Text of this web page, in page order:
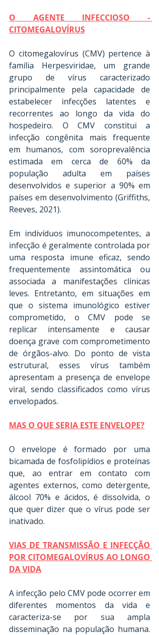
O AGENTE INFECCIOSO -
CITOMEGALOVÍRUS
O citomegalovírus (CMV) pertence à
família Herpesviridae, um grande
grupo de vírus caracterizado
principalmente pela capacidade de
estabelecer infecções latentes e
recorrentes ao longo da vida do
hospedeiro. O CMV constitui a
infecção congênita mais frequente
em humanos, com soroprevalência
estimada em cerca de 60% da
população adulta em países
desenvolvidos e superior a 90% em
países em desenvolvimento (Griffiths,
Reeves, 2021).
Em indivíduos imunocompetentes, a
infecção é geralmente controlada por
uma resposta imune eficaz, sendo
frequentemente assintomática ou
associada a manifestações clínicas
leves. Entretanto, em situações em
que o sistema imunológico estiver
comprometido, o CMV pode se
replicar intensamente e causar
doença grave com comprometimento
de órgãos-alvo. Do ponto de vista
estrutural, esses vírus também
apresentam a presença de envelope
viral, sendo classificados como vírus
envelopados.
MAS O QUE SERIA ESTE ENVELOPE?
O envelope é formado por uma
bicamada de fosfolipídios e proteínas
que, ao entrar em contato com
agentes externos, como detergente,
álcool 70% e ácidos, é dissolvida, o
que quer dizer que o vírus pode ser
inativado.
VIAS DE TRANSMISSÃO E INFECÇÃO
POR CITOMEGALOVÍRUS AO LONGO
DA VIDA
A infecção pelo CMV pode ocorrer em
diferentes momentos da vida e
caracteriza-se por sua ampla
disseminação na população humana.